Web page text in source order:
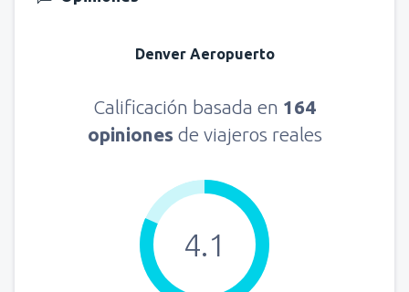
Denver Aeropuerto
Calificación basada en 164
opiniones de viajeros reales
4.1